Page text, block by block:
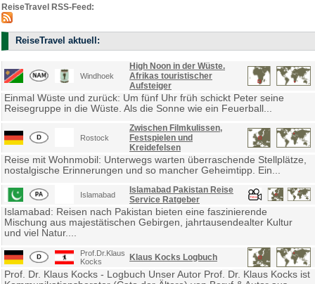
ReiseTravel RSS-Feed:
ReiseTravel aktuell:
Windhoek
High Noon in der Wüste.
Afrikas touristischer
Aufsteiger
Einmal Wüste und zurück: Um fünf Uhr früh schickt Peter seine
Reisegruppe in die Wüste. Als die Sonne wie ein Feuerball...
Rostock
Zwischen Filmkulissen,
Festspielen und
Kreidefelsen
Reise mit Wohnmobil: Unterwegs warten überraschende Stellplätze,
nostalgische Erinnerungen und so mancher Geheimtipp. Ein...
Islamabad
Islamabad Pakistan Reise
Service Ratgeber
Islamabad: Reisen nach Pakistan bieten eine faszinierende
Mischung aus majestätischen Gebirgen, jahrtausendealter Kultur
und viel Natur....
Prof.Dr.Klaus
Kocks
Klaus Kocks Logbuch
Prof. Dr. Klaus Kocks - Logbuch Unser Autor Prof. Dr. Klaus Kocks ist